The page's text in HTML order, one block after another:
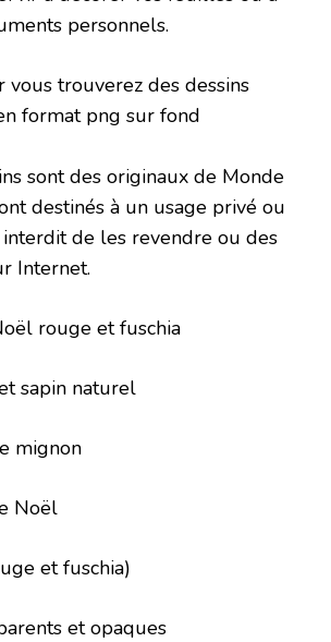
personnels.
vous trouverez des dessins
format png sur fond
sont des originaux de Monde
destinés à un usage privé ou
de les revendre ou des
Internet.
rouge et fuschia
sapin naturel
mignon
Noël
et fuschia)
et opaques